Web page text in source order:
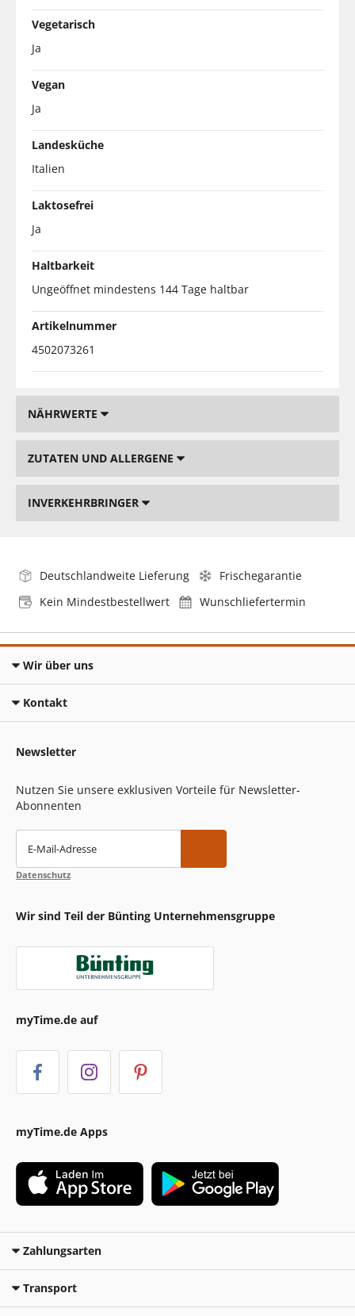
Vegetarisch
Ja
Vegan
Ja
Landesküche
Italien
Laktosefrei
Ja
Haltbarkeit
Ungeöffnet mindestens 144 Tage haltbar
Artikelnummer
4502073261
NÄHRWERTE
ZUTATEN UND ALLERGENE
INVERKEHRBRINGER
Deutschlandweite Lieferung
Frischegarantie
Kein Mindestbestellwert
Wunschliefertermin
Wir über uns
Kontakt
Newsletter
Nutzen Sie unsere exklusiven Vorteile für Newsletter-
Abonnenten
E-Mail-Adresse
Datenschutz
Wir sind Teil der Bünting Unternehmensgruppe
myTime.de auf
myTime.de Apps
Zahlungsarten
Transport